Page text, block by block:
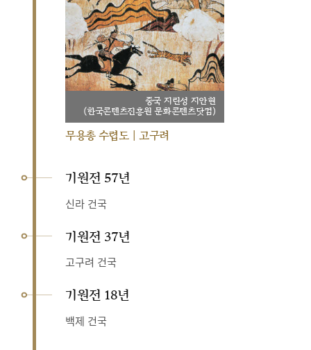
중국 지린성 지안현
(한국콘텐츠진흥원 문화콘텐츠닷컴)
무용총 수렵도 | 고구려
기원전 57년
신라 건국
기원전 37년
고구려 건국
기원전 18년
백제 건국